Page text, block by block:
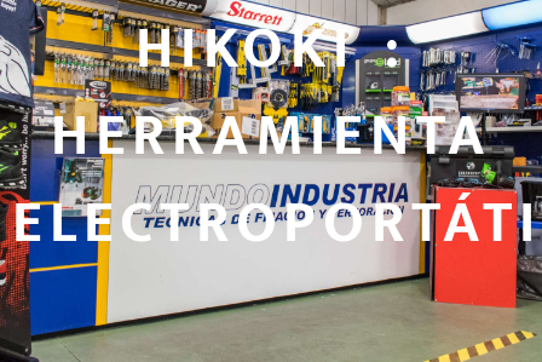
HIKOKI :
HERRAMIENTA